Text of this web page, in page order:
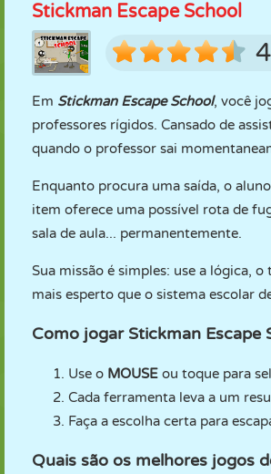
Stickman Escape School
Em Stickman Escape School, você
professores rígidos. Cansado de
quando o professor sai
Enquanto procura uma saída, o
item oferece uma possível rota de
sala de aula... permanentemente.
Sua missão é simples: use a lógica,
mais esperto que o sistema escolar
Como jogar Stickman Escape
Use o MOUSE ou toque para
Cada ferramenta leva a um
Faça a escolha certa para
Quais são os melhores jogos